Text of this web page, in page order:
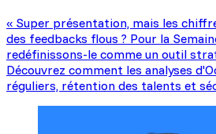
« Super présentation, mais les
des feedbacks flous ? Pour la
redéfinissons-le comme un outil
Découvrez comment les analyses
réguliers, rétention des talents et